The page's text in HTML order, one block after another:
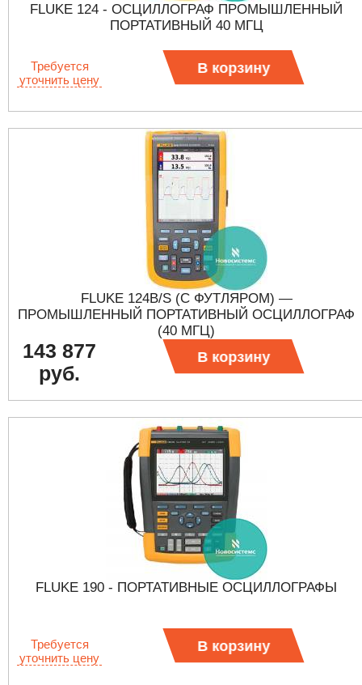
FLUKE 124 - ОСЦИЛЛОГРАФ ПРОМЫШЛЕННЫЙ
ПОРТАТИВНЫЙ 40 МГЦ
Требуется
уточнить цену
В корзину
FLUKE 124B/S (С ФУТЛЯРОМ) —
ПРОМЫШЛЕННЫЙ ПОРТАТИВНЫЙ ОСЦИЛЛОГРАФ
(40 МГЦ)
143 877
руб.
В корзину
FLUKE 190 - ПОРТАТИВНЫЕ ОСЦИЛЛОГРАФЫ
Требуется
уточнить цену
В корзину